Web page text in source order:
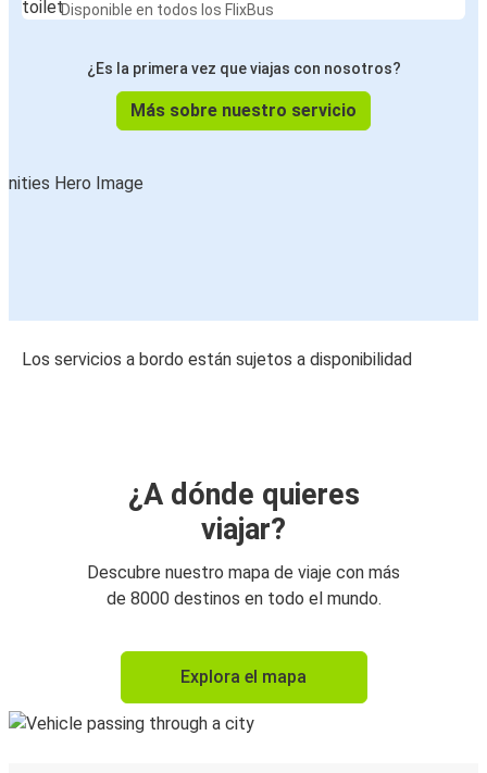
Disponible en todos los FlixBus
¿Es la primera vez que viajas con nosotros?
Más sobre nuestro servicio
Los servicios a bordo están sujetos a disponibilidad
¿A dónde quieres
viajar?
Descubre nuestro mapa de viaje con más
de 8000 destinos en todo el mundo.
Explora el mapa